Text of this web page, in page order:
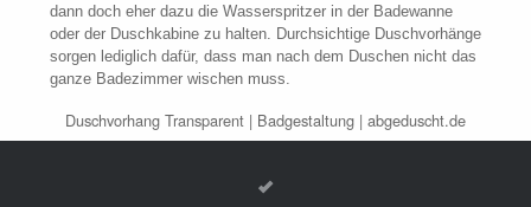
dann doch eher dazu die Wasserspritzer in der Badewanne
oder der Duschkabine zu halten. Durchsichtige Duschvorhänge
sorgen lediglich dafür, dass man nach dem Duschen nicht das
ganze Badezimmer wischen muss.
Duschvorhang Transparent | Badgestaltung | abgeduscht.de